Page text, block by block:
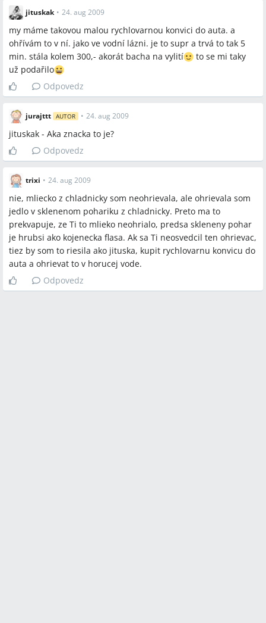
jituskak • 24. aug 2009
my máme takovou malou rychlovarnou konvici do auta. a
ohřívám to v ní. jako ve vodní lázni. je to supr a trvá to tak 5
min. stála kolem 300,- akorát bacha na vylití
to se mi taky
už podařilo
Odpovedz
jurajttt AUTOR • 24. aug 2009
jituskak - Aka znacka to je?
Odpovedz
trixi • 24. aug 2009
nie, mliecko z chladnicky som neohrievala, ale ohrievala som
jedlo v sklenenom pohariku z chladnicky. Preto ma to
prekvapuje, ze Ti to mlieko neohrialo, predsa skleneny pohar
je hrubsi ako kojenecka flasa. Ak sa Ti neosvedcil ten ohrievac,
tiez by som to riesila ako jituska, kupit rychlovarnu konvicu do
auta a ohrievat to v horucej vode.
Odpovedz